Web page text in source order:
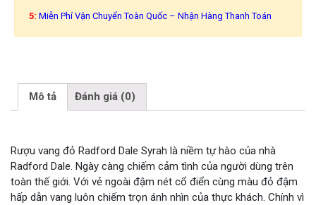
5: Miễn Phí Vận Chuyển Toàn Quốc – Nhận Hàng Thanh Toán
Mô tả Đánh giá (0)
Rượu vang đỏ Radford Dale Syrah là niềm tự hào của nhà
Radford Dale. Ngày càng chiếm cảm tình của người dùng trên
toàn thế giới. Với vẻ ngoài đậm nét cổ điển cùng màu đỏ đậm
hấp dẫn vang luôn chiếm trọn ánh nhìn của thực khách. Chính vì